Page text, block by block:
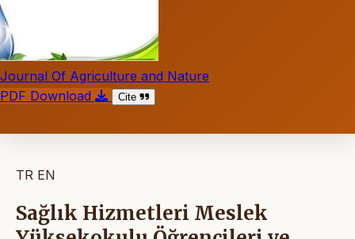
Journal Of Agriculture and Nature
PDF Download
Cite
TR EN
Sağlık Hizmetleri Meslek